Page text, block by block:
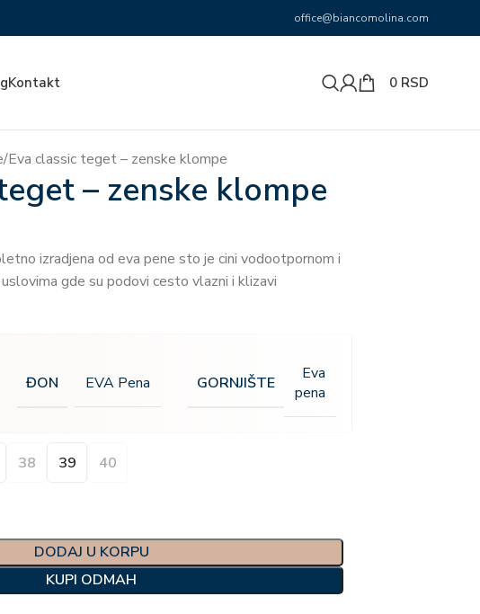
office@biancomolina.com
Kontakt 0 RSD
Eva classic teget – zenske klompe
– zenske klompe
izradjena od eva pene sto je cini vodootpornom i
gde su podovi cesto vlazni i klizavi
ĐON EVA Pena GORNJIŠTE
Eva
pena
38 39 40
DODAJ U KORPU
KUPI ODMAH